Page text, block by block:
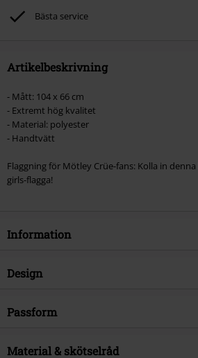
Bästa service
Artikelbeskrivning
- Mått: 104 x 66 cm
- Extremt hög kvalitet
- Material: polyester
- Handtvätt
Flaggning för Mötley Crüe-fans: Kolla in
girls-flagga!
Information
Artikelnummer
Musikgenre
Produktämne
Design
Produkttyp
Färg
Passform
Posterns mått
Material & skötselråd